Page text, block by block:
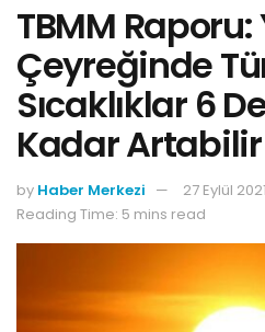
TBMM Raporu:
Çeyreğinde
Sıcaklıklar 6
Kadar Artabilir
by Haber Merkezi
27 Eylül 2021
Reading Time: 5 mins read